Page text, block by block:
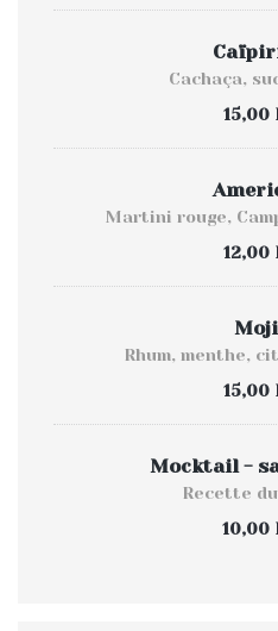
Cachaça,
15,00
Martini rouge,
12,00
Rhum, menthe,
15,00
Mocktail -
Recette
10,00